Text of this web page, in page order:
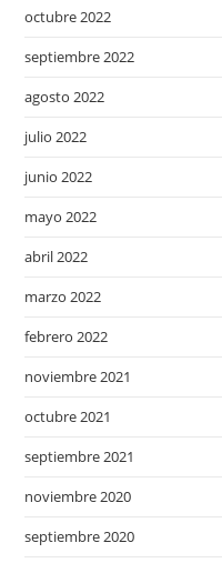
octubre 2022
septiembre 2022
agosto 2022
julio 2022
junio 2022
mayo 2022
abril 2022
marzo 2022
febrero 2022
noviembre 2021
octubre 2021
septiembre 2021
noviembre 2020
septiembre 2020